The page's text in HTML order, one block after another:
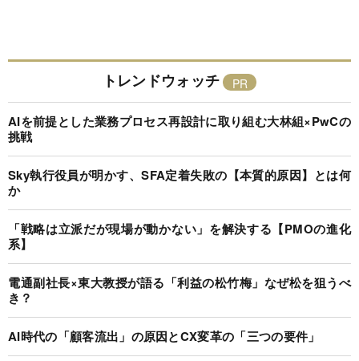
トレンドウォッチ
AIを前提とした業務プロセス再設計に取り組む大林組×PwCの
挑戦
Sky執行役員が明かす、SFA定着失敗の【本質的原因】とは何
か
「戦略は立派だが現場が動かない」を解決する【PMOの進化
系】
電通副社長×東大教授が語る「利益の松竹梅」なぜ松を狙うべ
き？
AI時代の「顧客流出」の原因とCX変革の「三つの要件」